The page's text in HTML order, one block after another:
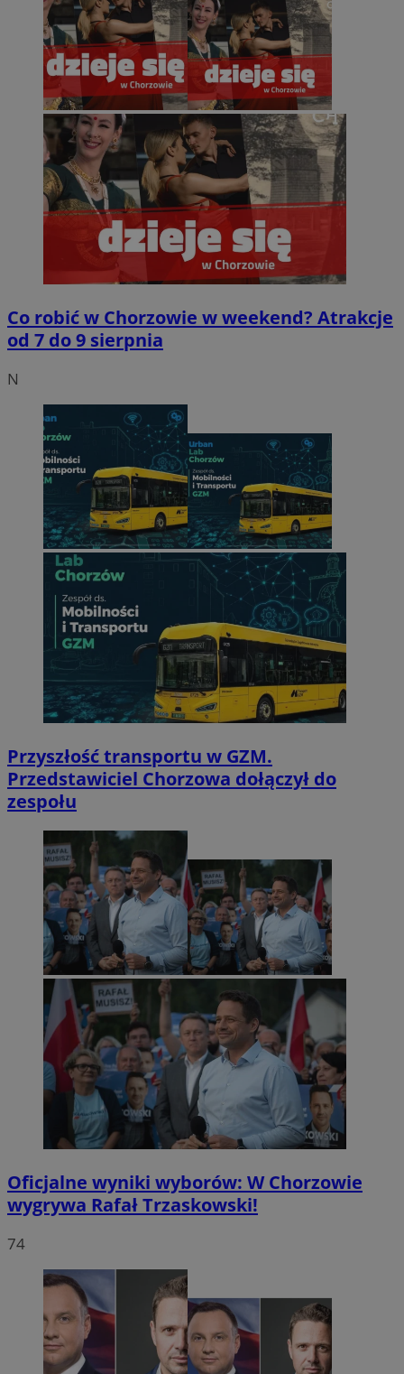
Co robić w Chorzowie w weekend? Atrakcje
od 7 do 9 sierpnia
N
Przyszłość transportu w GZM.
Przedstawiciel Chorzowa dołączył do
zespołu
Oficjalne wyniki wyborów: W Chorzowie
wygrywa Rafał Trzaskowski!
74